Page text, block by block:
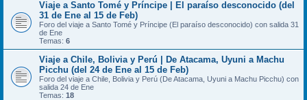
Viaje a Santo Tomé y Príncipe | El paraíso desconocido (del
31 de Ene al 15 de Feb)
Foro del viaje a Santo Tomé y Príncipe (El paraíso desconocido) con salida 31
de Ene
Temas: 6
Viaje a Chile, Bolivia y Perú | De Atacama, Uyuni a Machu
Picchu (del 24 de Ene al 15 de Feb)
Foro del viaje a Chile, Bolivia y Perú (De Atacama, Uyuni a Machu Picchu) con
salida 24 de Ene
Temas: 18